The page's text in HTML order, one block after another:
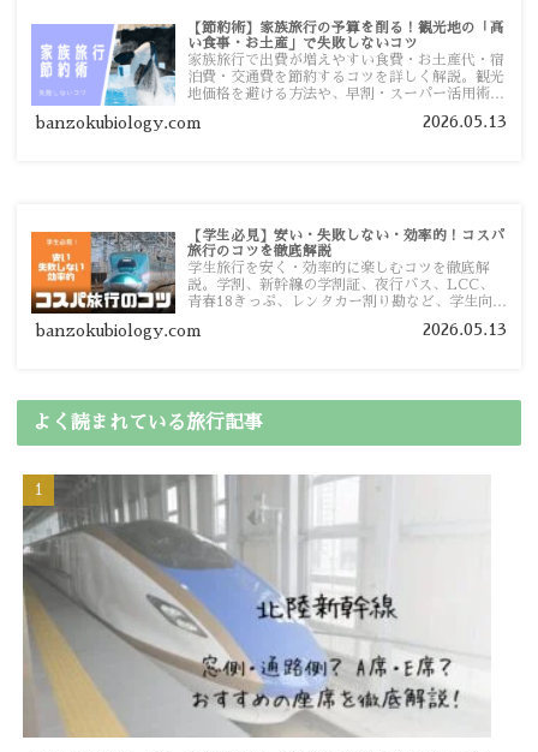
【節約術】家族旅行の予算を削る！観光地の「高
い食事・お土産」で失敗しないコツ
家族旅行で出費が増えやすい食費・お土産代・宿
泊費・交通費を節約するコツを詳しく解説。観光
地価格を避ける方法や、早割・スーパー活用術、
banzokubiology.com 2026.05.13
【学生必見】安い・失敗しない・効率的！コスパ
旅行のコツを徹底解説
学生旅行を安く・効率的に楽しむコツを徹底解
説。学割、新幹線の学割証、夜行バス、LCC、
青春18きっぷ、レンタカー割り勘など、学生向け
banzokubiology.com 2026.05.13
よく読まれている旅行記事